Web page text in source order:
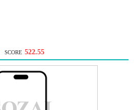
SCORE 522.55